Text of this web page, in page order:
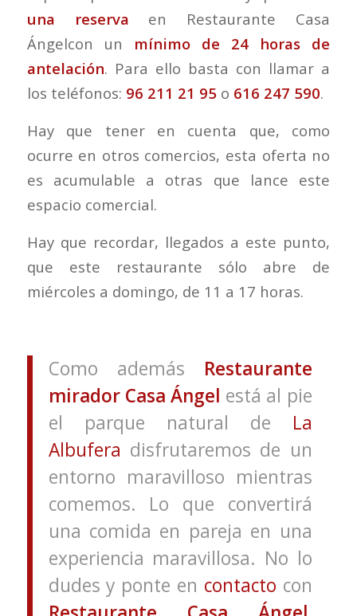
una reserva en Restaurante Casa
Ángelcon un mínimo de 24 horas de
antelación. Para ello basta con llamar a
los teléfonos: 96 211 21 95 o 616 247 590.
Hay que tener en cuenta que, como
ocurre en otros comercios, esta oferta no
es acumulable a otras que lance este
espacio comercial.
Hay que recordar, llegados a este punto,
que este restaurante sólo abre de
miércoles a domingo, de 11 a 17 horas.
Como además Restaurante
mirador Casa Ángel está al pie
el parque natural de La
Albufera disfrutaremos de un
entorno maravilloso mientras
comemos. Lo que convertirá
una comida en pareja en una
experiencia maravillosa. No lo
dudes y ponte en contacto con